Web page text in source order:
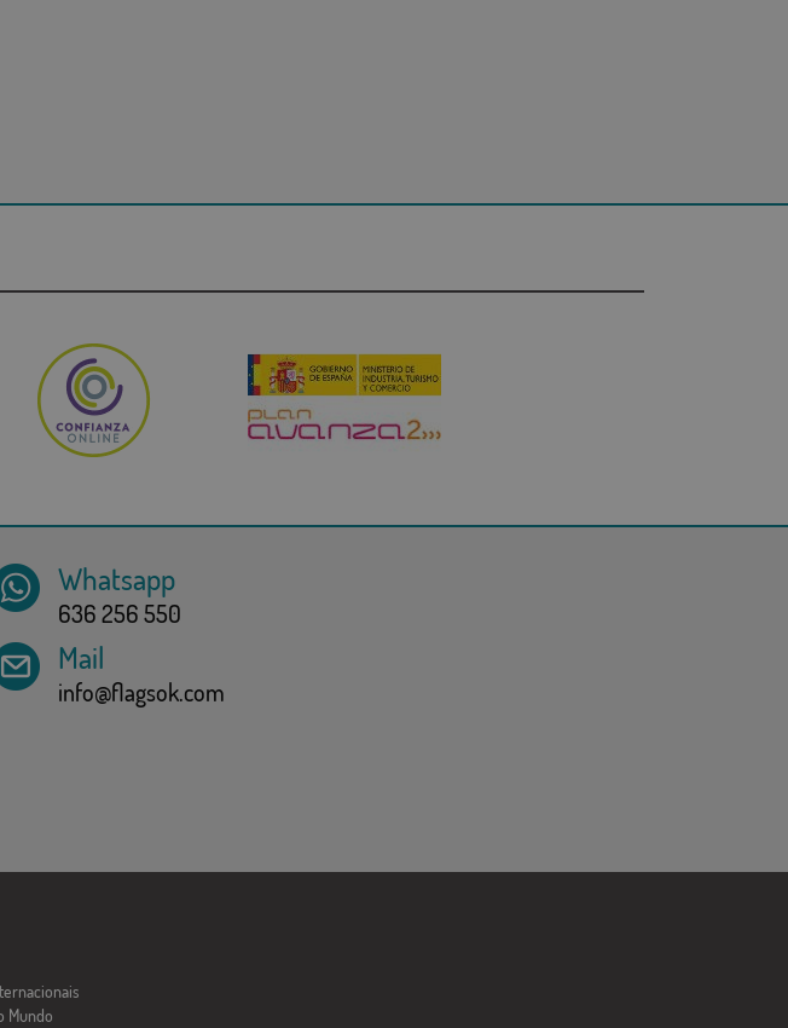
Whatsapp
636 256 550
Mail
info@flagsok.com
Mundo